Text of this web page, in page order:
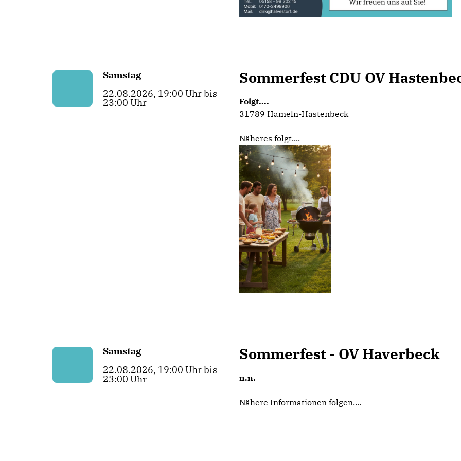
Samstag
22.08.2026, 19:00 Uhr bis
23:00 Uhr
Sommerfest CDU OV
Folgt....
31789 Hameln-Hastenbeck
Näheres folgt....
Samstag
22.08.2026, 19:00 Uhr bis
23:00 Uhr
Sommerfest - OV Haverbeck
n.n.
Nähere Informationen folgen....